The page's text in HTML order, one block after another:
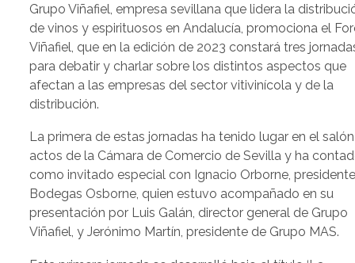
Grupo Viñafiel, empresa sevillana que lidera la
de vinos y espirituosos en Andalucía, promociona el
Viñafiel, que en la edición de 2023 constará tres
para debatir y charlar sobre los distintos aspectos que
afectan a las empresas del sector vitivinícola y de la
distribución.
La primera de estas jornadas ha tenido lugar en el
actos de la Cámara de Comercio de Sevilla y ha
como invitado especial con Ignacio Orborne,
Bodegas Osborne, quien estuvo acompañado en su
presentación por Luis Galán, director general de Grupo
Viñafiel, y Jerónimo Martín, presidente de Grupo MAS.